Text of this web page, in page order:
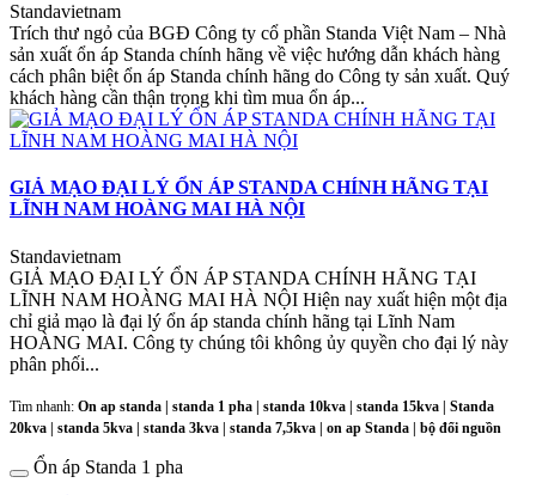
Standavietnam
Trích thư ngỏ của BGĐ Công ty cổ phần Standa Việt Nam – Nhà
sản xuất ổn áp Standa chính hãng về việc hướng dẫn khách hàng
cách phân biệt ổn áp Standa chính hãng do Công ty sản xuất. Quý
khách hàng cần thận trọng khi tìm mua ổn áp...
GIẢ MẠO ĐẠI LÝ ỔN ÁP STANDA CHÍNH HÃNG TẠI
LĨNH NAM HOÀNG MAI HÀ NỘI
Standavietnam
GIẢ MẠO ĐẠI LÝ ỔN ÁP STANDA CHÍNH HÃNG TẠI
LĨNH NAM HOÀNG MAI HÀ NỘI Hiện nay xuất hiện một địa
chỉ giả mạo là đại lý ổn áp standa chính hãng tại Lĩnh Nam
HOÀNG MAI. Công ty chúng tôi không ủy quyền cho đại lý này
phân phối...
Tìm nhanh: On ap standa | standa 1 pha | standa 10kva | standa 15kva | Standa
20kva | standa 5kva | standa 3kva | standa 7,5kva | on ap Standa | bộ đổi nguồn
Ổn áp Standa 1 pha